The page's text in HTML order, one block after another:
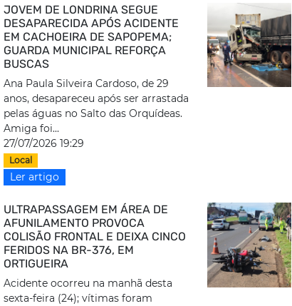
JOVEM DE LONDRINA SEGUE
DESAPARECIDA APÓS ACIDENTE
EM CACHOEIRA DE SAPOPEMA;
GUARDA MUNICIPAL REFORÇA
BUSCAS
Ana Paula Silveira Cardoso, de 29
anos, desapareceu após ser arrastada
pelas águas no Salto das Orquídeas.
Amiga foi...
27/07/2026 19:29
Local
Ler artigo
ULTRAPASSAGEM EM ÁREA DE
AFUNILAMENTO PROVOCA
COLISÃO FRONTAL E DEIXA CINCO
FERIDOS NA BR-376, EM
ORTIGUEIRA
Acidente ocorreu na manhã desta
sexta-feira (24); vítimas foram